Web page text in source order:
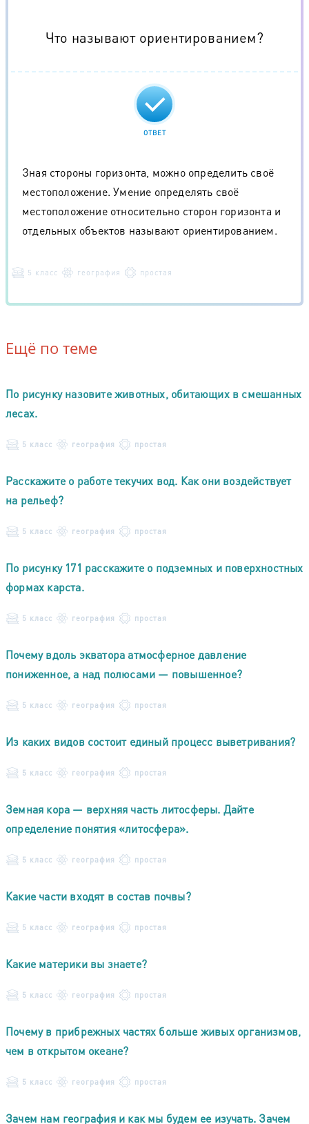
Что называют ориентированием?
ОТВЕТ
Зная стороны горизонта, можно определить своё
местоположение. Умение определять своё
местоположение относительно сторон горизонта и
отдельных объектов называют ориентированием.
5 класс география простая
Ещё по теме
По рисунку назовите животных, обитающих в смешанных
лесах.
5 класс география простая
Расскажите о работе текучих вод. Как они воздействует
на рельеф?
5 класс география простая
По рисунку 171 расскажите о подземных и поверхностных
формах карста.
5 класс география простая
Почему вдоль экватора атмосферное давление
пониженное, а над полюсами — повышенное?
5 класс география простая
Из каких видов состоит единый процесс выветривания?
5 класс география простая
Земная кора — верхняя часть литосферы. Дайте
определение понятия «литосфера».
5 класс география простая
Какие части входят в состав почвы?
5 класс география простая
Какие материки вы знаете?
5 класс география простая
Почему в прибрежных частях больше живых организмов,
чем в открытом океане?
5 класс география простая
Зачем нам география и как мы будем ее изучать. Зачем